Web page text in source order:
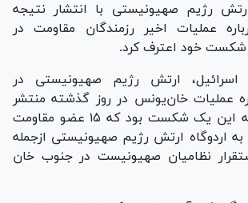
رژیم صهیونیستی با انتشار نتیجه
عملیات اخیر رزمندگان مقاومت در
شکست خود اعترف کرد.
اسرائیل، ارتش رژیم صهیونیستی در
عملیات خان‌یونس در روز گذشته منتشر
کرد، آورده است که این یک شکست بود که ۱۵ عضو مقاومت
اردوگاه ارتش رژیم صهیونیستی ازجمله
نظامیان صهیونیست در جنوب خان